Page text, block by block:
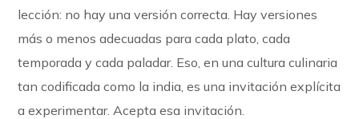
lección: no hay una versión correcta. Hay versiones
más o menos adecuadas para cada plato, cada
temporada y cada paladar. Eso, en una cultura culinaria
tan codificada como la india, es una invitación explícita
a experimentar. Acepta esa invitación.